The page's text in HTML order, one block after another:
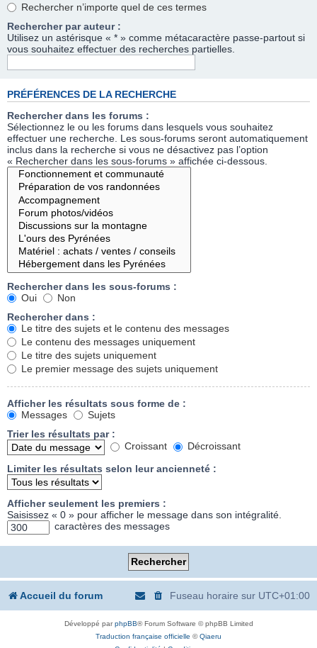
Rechercher n’importe quel de ces termes
Rechercher par auteur :
Utilisez un astérisque « * » comme métacaractère passe-partout si
vous souhaitez effectuer des recherches partielles.
PRÉFÉRENCES DE LA RECHERCHE
Rechercher dans les forums :
Sélectionnez le ou les forums dans lesquels vous souhaitez
effectuer une recherche. Les sous-forums seront automatiquement
inclus dans la recherche si vous ne désactivez pas l’option
« Rechercher dans les sous-forums » affichée ci-dessous.
Rechercher dans les sous-forums :
Oui
Non
Rechercher dans :
Le titre des sujets et le contenu des messages
Le contenu des messages uniquement
Le titre des sujets uniquement
Le premier message des sujets uniquement
Afficher les résultats sous forme de :
Messages
Sujets
Trier les résultats par :
Croissant
Décroissant
Limiter les résultats selon leur ancienneté :
Afficher seulement les premiers :
Saisissez « 0 » pour afficher le message dans son intégralité.
caractères des messages
Accueil du forum Fuseau horaire sur UTC+01:00
Développé parphpBB® Forum Software © phpBB Limited
Traduction française officielle ©Qiaeru